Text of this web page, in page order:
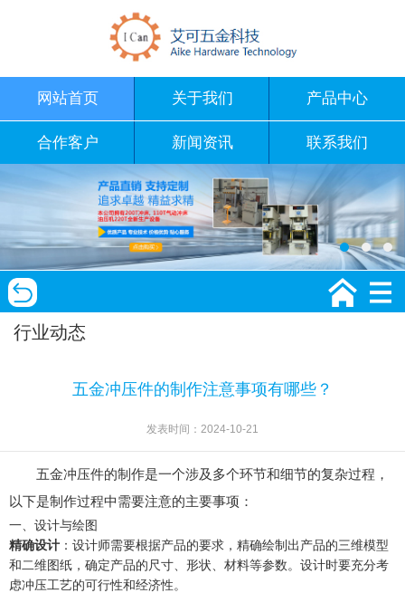
网站首页 关于我们 产品中心
合作客户 新闻资讯 联系我们
行业动态
五金冲压件的制作注意事项有哪些？
发表时间：2024-10-21
五金冲压件的制作是一个涉及多个环节和细节的复杂过程，
以下是制作过程中需要注意的主要事项：
一、设计与绘图
精确设计 ：设计师需要根据产品的要求，精确绘制出产品的三维模型
和二维图纸，确定产品的尺寸、形状、材料等参数。设计时要充分考
虑冲压工艺的可行性和经济性。